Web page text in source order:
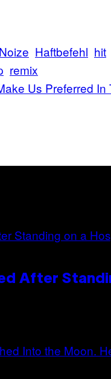
Haftbefehl hit
remix
Us Preferred In
After